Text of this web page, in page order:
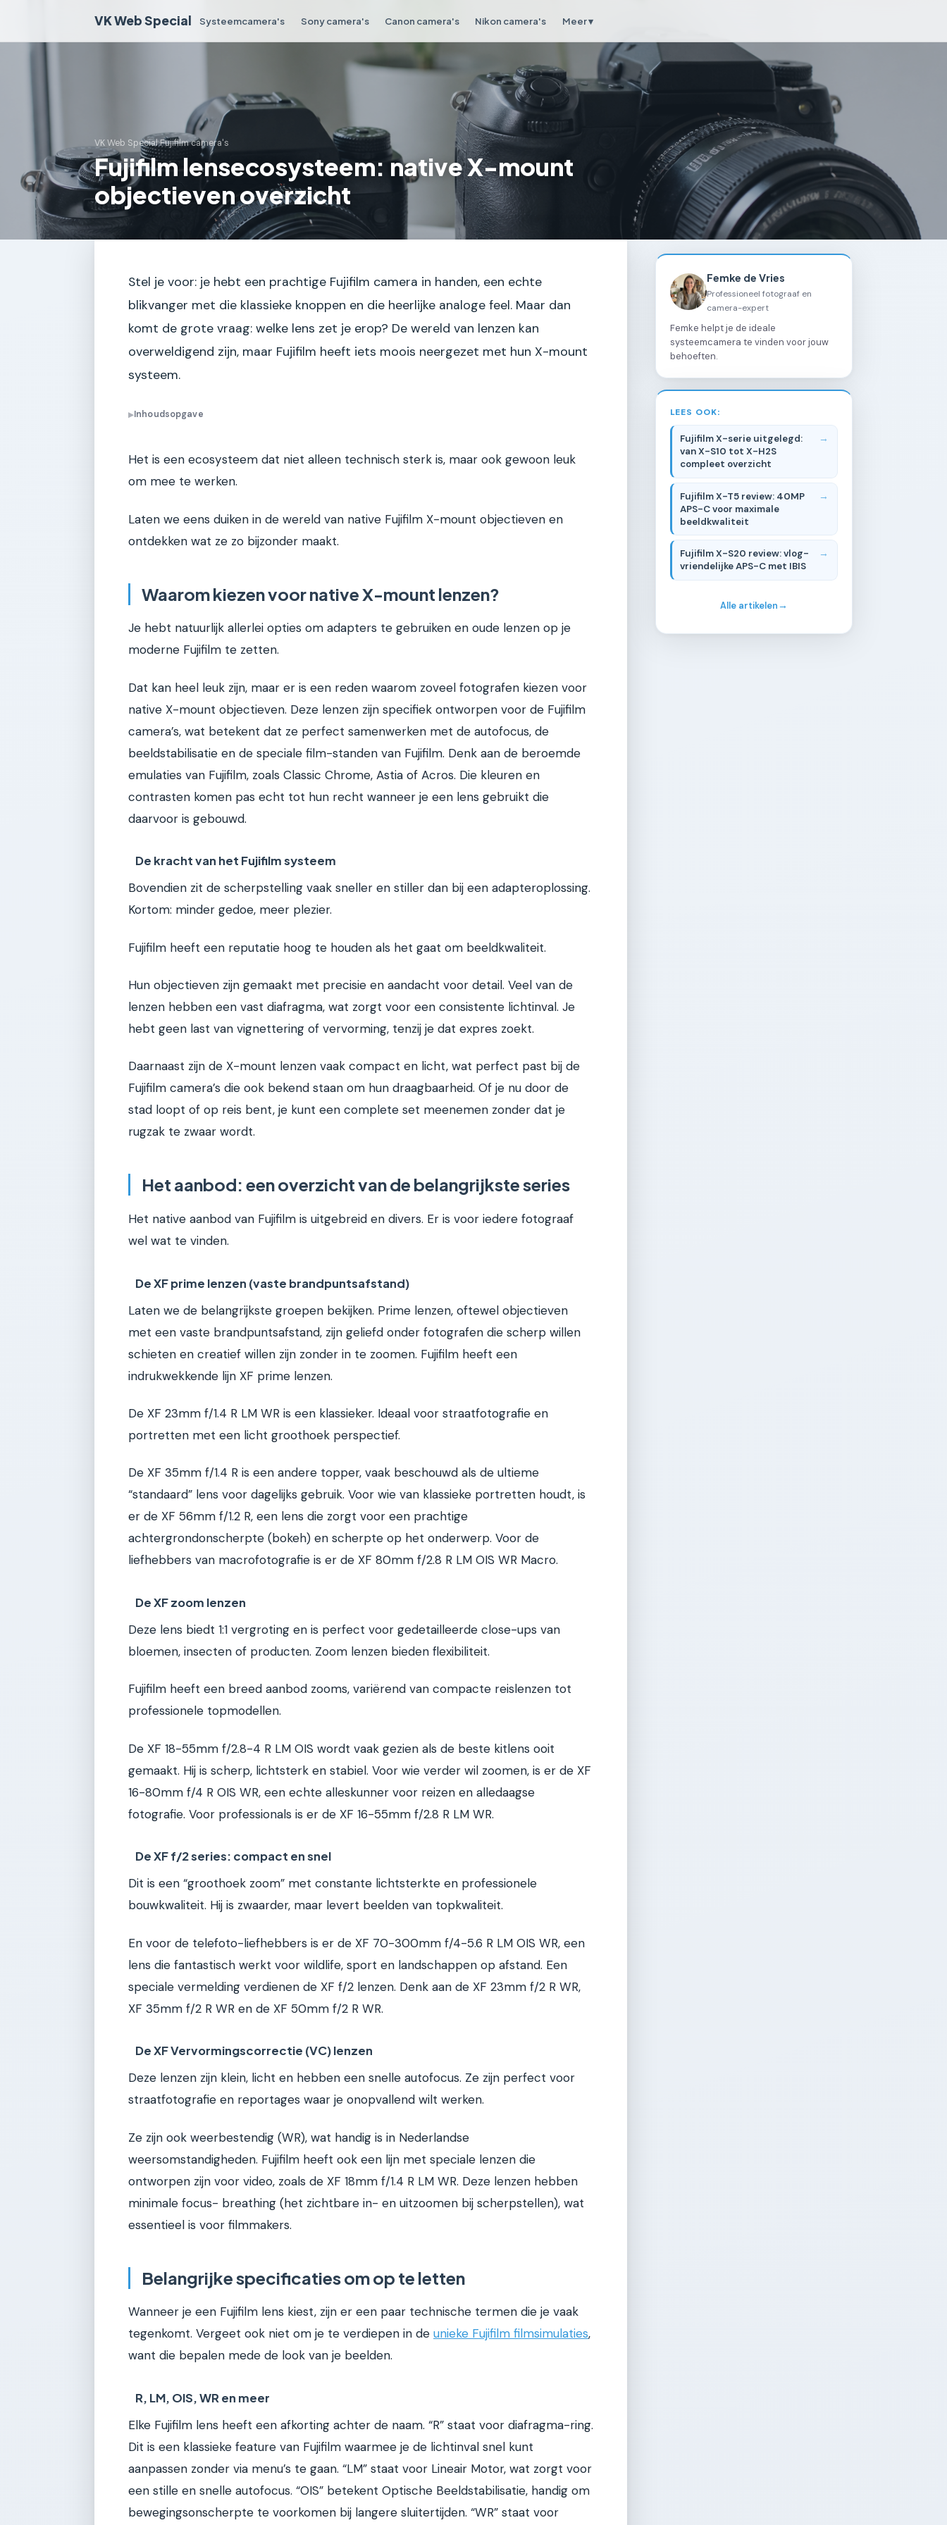
VK Web Special Systeemcamera's Sony camera's Canon camera's Nikon camera's Meer ▾
VK Web Special›Fujifilm camera's
Fujifilm lensecosysteem: native X-mount
objectieven overzicht
Stel je voor: je hebt een prachtige Fujifilm camera in handen, een echte
blikvanger met die klassieke knoppen en die heerlijke analoge feel. Maar dan
komt de grote vraag: welke lens zet je erop? De wereld van lenzen kan
overweldigend zijn, maar Fujifilm heeft iets moois neergezet met hun X-mount
systeem.
▶Inhoudsopgave
Het is een ecosysteem dat niet alleen technisch sterk is, maar ook gewoon leuk
om mee te werken.
Laten we eens duiken in de wereld van native Fujifilm X-mount objectieven en
ontdekken wat ze zo bijzonder maakt.
Waarom kiezen voor native X-mount lenzen?
Je hebt natuurlijk allerlei opties om adapters te gebruiken en oude lenzen op je
moderne Fujifilm te zetten.
Dat kan heel leuk zijn, maar er is een reden waarom zoveel fotografen kiezen voor
native X-mount objectieven. Deze lenzen zijn specifiek ontworpen voor de Fujifilm
camera’s, wat betekent dat ze perfect samenwerken met de autofocus, de
beeldstabilisatie en de speciale film-standen van Fujifilm. Denk aan de beroemde
emulaties van Fujifilm, zoals Classic Chrome, Astia of Acros. Die kleuren en
contrasten komen pas echt tot hun recht wanneer je een lens gebruikt die
daarvoor is gebouwd.
De kracht van het Fujifilm systeem
Bovendien zit de scherpstelling vaak sneller en stiller dan bij een adapteroplossing.
Kortom: minder gedoe, meer plezier.
Fujifilm heeft een reputatie hoog te houden als het gaat om beeldkwaliteit.
Hun objectieven zijn gemaakt met precisie en aandacht voor detail. Veel van de
lenzen hebben een vast diafragma, wat zorgt voor een consistente lichtinval. Je
hebt geen last van vignettering of vervorming, tenzij je dat expres zoekt.
Daarnaast zijn de X-mount lenzen vaak compact en licht, wat perfect past bij de
Fujifilm camera’s die ook bekend staan om hun draagbaarheid. Of je nu door de
stad loopt of op reis bent, je kunt een complete set meenemen zonder dat je
rugzak te zwaar wordt.
Het aanbod: een overzicht van de belangrijkste series
Het native aanbod van Fujifilm is uitgebreid en divers. Er is voor iedere fotograaf
wel wat te vinden.
De XF prime lenzen (vaste brandpuntsafstand)
Laten we de belangrijkste groepen bekijken. Prime lenzen, oftewel objectieven
met een vaste brandpuntsafstand, zijn geliefd onder fotografen die scherp willen
schieten en creatief willen zijn zonder in te zoomen. Fujifilm heeft een
indrukwekkende lijn XF prime lenzen.
De XF 23mm f/1.4 R LM WR is een klassieker. Ideaal voor straatfotografie en
portretten met een licht groothoek perspectief.
De XF 35mm f/1.4 R is een andere topper, vaak beschouwd als de ultieme
“standaard” lens voor dagelijks gebruik. Voor wie van klassieke portretten houdt, is
er de XF 56mm f/1.2 R, een lens die zorgt voor een prachtige
achtergrondonscherpte (bokeh) en scherpte op het onderwerp. Voor de
liefhebbers van macrofotografie is er de XF 80mm f/2.8 R LM OIS WR Macro.
De XF zoom lenzen
Deze lens biedt 1:1 vergroting en is perfect voor gedetailleerde close-ups van
bloemen, insecten of producten. Zoom lenzen bieden flexibiliteit.
Fujifilm heeft een breed aanbod zooms, variërend van compacte reislenzen tot
professionele topmodellen.
De XF 18-55mm f/2.8-4 R LM OIS wordt vaak gezien als de beste kitlens ooit
gemaakt. Hij is scherp, lichtsterk en stabiel. Voor wie verder wil zoomen, is er de XF
16-80mm f/4 R OIS WR, een echte alleskunner voor reizen en alledaagse
fotografie. Voor professionals is er de XF 16-55mm f/2.8 R LM WR.
De XF f/2 series: compact en snel
Dit is een “groothoek zoom” met constante lichtsterkte en professionele
bouwkwaliteit. Hij is zwaarder, maar levert beelden van topkwaliteit.
En voor de telefoto-liefhebbers is er de XF 70-300mm f/4-5.6 R LM OIS WR, een
lens die fantastisch werkt voor wildlife, sport en landschappen op afstand. Een
speciale vermelding verdienen de XF f/2 lenzen. Denk aan de XF 23mm f/2 R WR,
XF 35mm f/2 R WR en de XF 50mm f/2 R WR.
De XF Vervormingscorrectie (VC) lenzen
Deze lenzen zijn klein, licht en hebben een snelle autofocus. Ze zijn perfect voor
straatfotografie en reportages waar je onopvallend wilt werken.
Ze zijn ook weerbestendig (WR), wat handig is in Nederlandse
weersomstandigheden. Fujifilm heeft ook een lijn met speciale lenzen die
ontworpen zijn voor video, zoals de XF 18mm f/1.4 R LM WR. Deze lenzen hebben
minimale focus- breathing (het zichtbare in- en uitzoomen bij scherpstellen), wat
essentieel is voor filmmakers.
Belangrijke specificaties om op te letten
Wanneer je een Fujifilm lens kiest, zijn er een paar technische termen die je vaak
tegenkomt. Vergeet ook niet om je te verdiepen in de unieke Fujifilm filmsimulaties,
want die bepalen mede de look van je beelden.
R, LM, OIS, WR en meer
Elke Fujifilm lens heeft een afkorting achter de naam. “R” staat voor diafragma-ring.
Dit is een klassieke feature van Fujifilm waarmee je de lichtinval snel kunt
aanpassen zonder via menu’s te gaan. “LM” staat voor Lineair Motor, wat zorgt voor
een stille en snelle autofocus. “OIS” betekent Optische Beeldstabilisatie, handig om
bewegingsonscherpte te voorkomen bij langere sluitertijden. “WR” staat voor
Femke de Vries
Professioneel fotograaf en
camera-expert
Femke helpt je de ideale
systeemcamera te vinden voor jouw
behoeften.
LEES OOK:
Fujifilm X-serie uitgelegd:
van X-S10 tot X-H2S
compleet overzicht
Fujifilm X-T5 review: 40MP
APS-C voor maximale
beeldkwaliteit
Fujifilm X-S20 review: vlog-
vriendelijke APS-C met IBIS
Alle artikelen